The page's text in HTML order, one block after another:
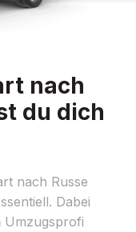
nach
du dich
nach Russe
Dabei
Umzugsprofi